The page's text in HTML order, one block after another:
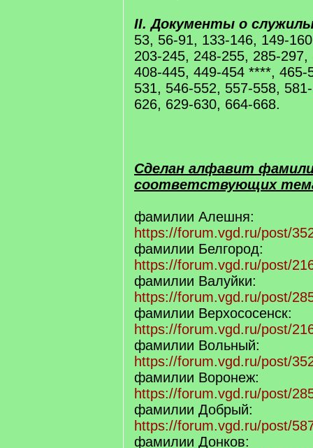
II. Документы о
53, 56-91, 133-146, 149-
203-245, 248-255, 285-
408-445, 449-454 ****, 465-
531, 546-552, 557-558,
626, 629-630, 664-668.
Сделан алфавит
соответствующих
фамилии Алешня:
https://forum.vgd.ru/post/
фамилии Белгород:
https://forum.vgd.ru/post/
фамилии Валуйки:
https://forum.vgd.ru/post/
фамилии Верхососенск:
https://forum.vgd.ru/post/
фамилии Вольный:
https://forum.vgd.ru/post/
фамилии Воронеж:
https://forum.vgd.ru/post/
фамилии Добрый:
https://forum.vgd.ru/post/
фамилии Донков: